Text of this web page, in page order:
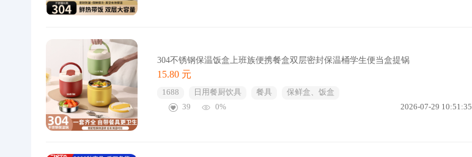
304不锈钢保温饭盒上班族便携餐盒双层密封保温桶学生便当盒提锅
15.80 元
1688 日用餐厨饮具 餐具
保鲜盒、饭盒
39
0% 2026-07-29 10:51:35